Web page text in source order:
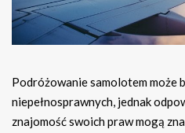
Podróżowanie samolotem może
niepełnosprawnych, jednak
znajomość swoich praw mogą